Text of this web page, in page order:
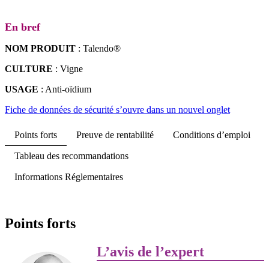
En bref
NOM PRODUIT : Talendo®
CULTURE : Vigne
USAGE : Anti-oïdium
Fiche de données de sécurité s’ouvre dans un nouvel onglet
Points forts Preuve de rentabilité Conditions d’emploi
Tableau des recommandations
Informations Réglementaires
Points forts
L’avis de l’expert